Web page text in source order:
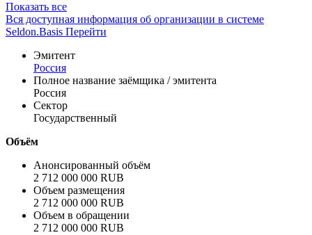
Показать все
Вся доступная информация об организации в системе
Seldon.Basis Перейти
Эмитент
Россия
Полное название заёмщика / эмитента
Россия
Сектор
Государственный
Объём
Анонсированный объём
2 712 000 000 RUB
Объем размещения
2 712 000 000 RUB
Объем в обращении
2 712 000 000 RUB